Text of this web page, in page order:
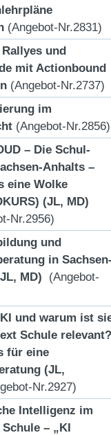
(Angebot-Nr.2831)
und
mit Actionbound
(Angebot-Nr.2737)
im
(Angebot-Nr.2856)
– Die Schul-
Anhalts –
eine Wolke
(JL, MD)
Nr.2956)
und
in
MD) (Angebot-
und warum ist
Schule relevant?
für eine
(JL,
Nr.2927)
Intelligenz im
– „KI